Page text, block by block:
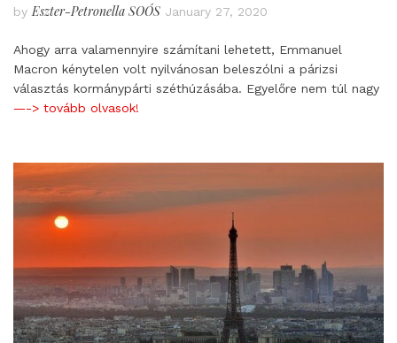
by Eszter-Petronella SOÓS January 27, 2020
Ahogy arra valamennyire számítani lehetett, Emmanuel
Macron kénytelen volt nyilvánosan beleszólni a párizsi
választás kormánypárti széthúzásába. Egyelőre nem túl nagy
—-> tovább olvasok!